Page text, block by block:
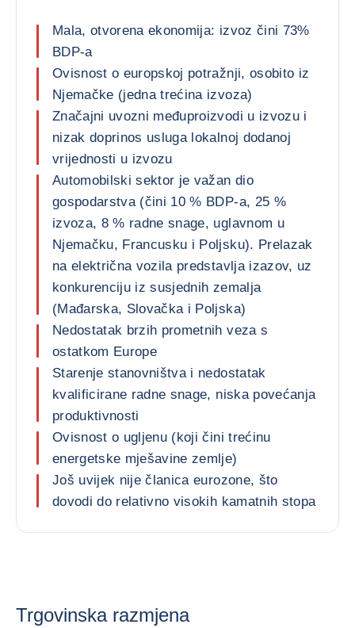
Mala, otvorena ekonomija: izvoz čini 73%
BDP-a
Ovisnost o europskoj potražnji, osobito iz
Njemačke (jedna trećina izvoza)
Značajni uvozni međuproizvodi u izvozu i
nizak doprinos usluga lokalnoj dodanoj
vrijednosti u izvozu
Automobilski sektor je važan dio
gospodarstva (čini 10 % BDP-a, 25 %
izvoza, 8 % radne snage, uglavnom u
Njemačku, Francusku i Poljsku). Prelazak
na električna vozila predstavlja izazov, uz
konkurenciju iz susjednih zemalja
(Mađarska, Slovačka i Poljska)
Nedostatak brzih prometnih veza s
ostatkom Europe
Starenje stanovništva i nedostatak
kvalificirane radne snage, niska povećanja
produktivnosti
Ovisnost o ugljenu (koji čini trećinu
energetske mješavine zemlje)
Još uvijek nije članica eurozone, što
dovodi do relativno visokih kamatnih stopa
Trgovinska razmjena